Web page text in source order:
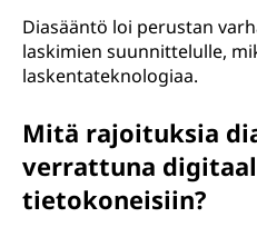
Diasääntö loi perustan
laskimien suunnittelulle,
laskentateknologiaa.
Mitä rajoituksia
verrattuna
tietokoneisiin?